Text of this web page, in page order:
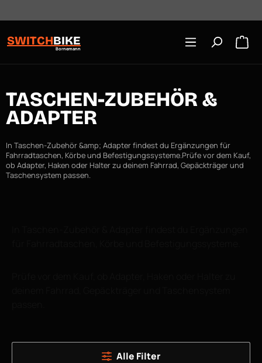
SWITCHBIKE
Bornemann
TASCHEN-ZUBEHÖR &
ADAPTER
In Taschen-Zubehör &amp; Adapter findest du Ergänzungen für
Fahrradtaschen, Körbe und Befestigungssysteme.Prüfe vor dem Kauf,
ob Adapter, Haken oder Halter zu deinem Fahrrad, Gepäckträger und
Taschensystem passen.
Alle Filter